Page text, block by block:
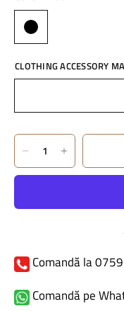
CLOTHING ACCESSORY
Comandă la
Comandă pe